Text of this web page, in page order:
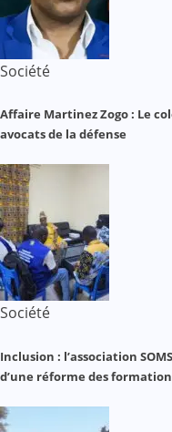
Société
Affaire Martinez Zogo : Le
avocats de la défense
Société
Inclusion : l’association
d’une réforme des